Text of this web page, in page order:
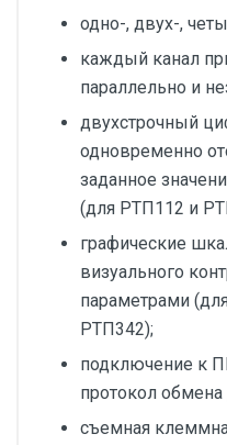
одно-, двух-,
каждый канал
параллельно и
двухстрочный
одновременно
заданное
(для РТП112 и
графические
визуального
параметрами
РТП342);
подключение к
протокол
съемная